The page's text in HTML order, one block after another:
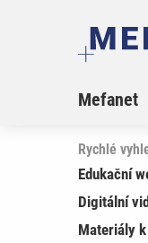
Mefanet
Rychlé
Edukační
Digitální
Materiály